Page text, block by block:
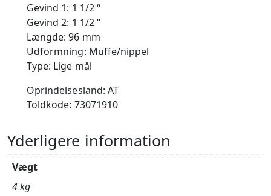
Gevind 1: 1 1/2 “
Gevind 2: 1 1/2 “
Længde: 96 mm
Udformning: Muffe/nippel
Type: Lige mål
Oprindelsesland: AT
Toldkode: 73071910
Yderligere information
Vægt
4 kg